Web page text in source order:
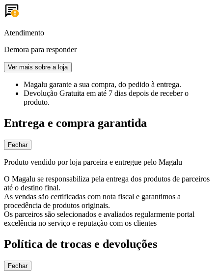
Atendimento
Demora para responder
Ver mais sobre a loja
Magalu garante a sua compra, do pedido à entrega.
Devolução Gratuita em até 7 dias depois de receber o
produto.
Entrega e compra garantida
Fechar
Produto vendido por loja parceira e entregue pelo Magalu
O Magalu se responsabiliza pela entrega dos produtos de parceiros
até o destino final.
As vendas são certificadas com nota fiscal e garantimos a
procedência de produtos originais.
Os parceiros são selecionados e avaliados regularmente portal
excelência no serviço e reputação com os clientes
Política de trocas e devoluções
Fechar